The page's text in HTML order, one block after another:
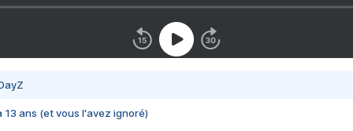
13 ans (et vous l'avez ignoré)